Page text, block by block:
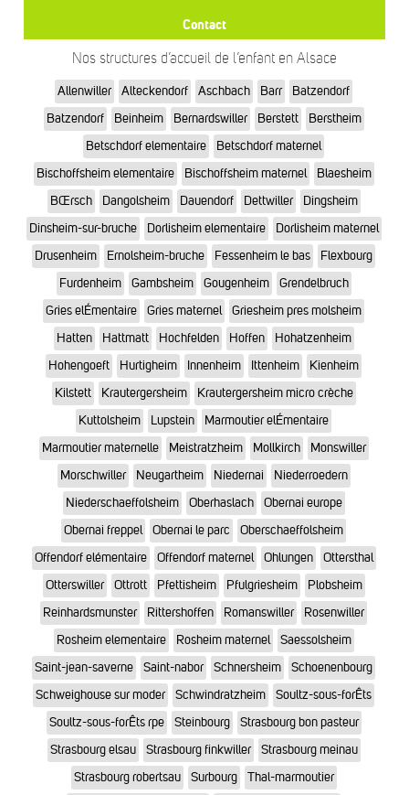
Contact
Nos structures d’accueil de l’enfant en Alsace
Allenwiller Alteckendorf Aschbach Barr
Batzendorf
Batzendorf
Beinheim Bernardswiller Berstett
Berstheim
Betschdorf elementaire
Betschdorf maternel
Bischoffsheim elementaire
Bischoffsheim maternel
Blaesheim
BŒrsch
Dangolsheim Dauendorf Dettwiller
Dingsheim
Dinsheim-sur-bruche
Dorlisheim elementaire
Dorlisheim maternel
Drusenheim
Ernolsheim-bruche Fessenheim le bas
Flexbourg
Furdenheim
Gambsheim Gougenheim
Grendelbruch
Gries elÉmentaire
Gries maternel
Griesheim pres molsheim
Hatten
Hattmatt Hochfelden Hoffen
Hohatzenheim
Hohengoeft
Hurtigheim Innenheim Ittenheim
Kienheim
Kilstett
Krautergersheim
Krautergersheim micro crèche
Kuttolsheim
Lupstein
Marmoutier elÉmentaire
Marmoutier maternelle
Meistratzheim Mollkirch
Monswiller
Morschwiller
Neugartheim Niedernai
Niederroedern
Niederschaeffolsheim
Oberhaslach
Obernai europe
Obernai freppel
Obernai le parc
Oberschaeffolsheim
Offendorf elémentaire
Offendorf maternel Ohlungen
Ottersthal
Otterswiller
Ottrott Pfettisheim Pfulgriesheim
Plobsheim
Reinhardsmunster
Rittershoffen Romanswiller
Rosenwiller
Rosheim elementaire
Rosheim maternel
Saessolsheim
Saint-jean-saverne
Saint-nabor Schnersheim
Schoenenbourg
Schweighouse sur moder
Schwindratzheim
Soultz-sous-forÊts
Soultz-sous-forÊts rpe
Steinbourg
Strasbourg bon pasteur
Strasbourg elsau
Strasbourg finkwiller
Strasbourg meinau
Strasbourg robertsau
Surbourg
Thal-marmoutier